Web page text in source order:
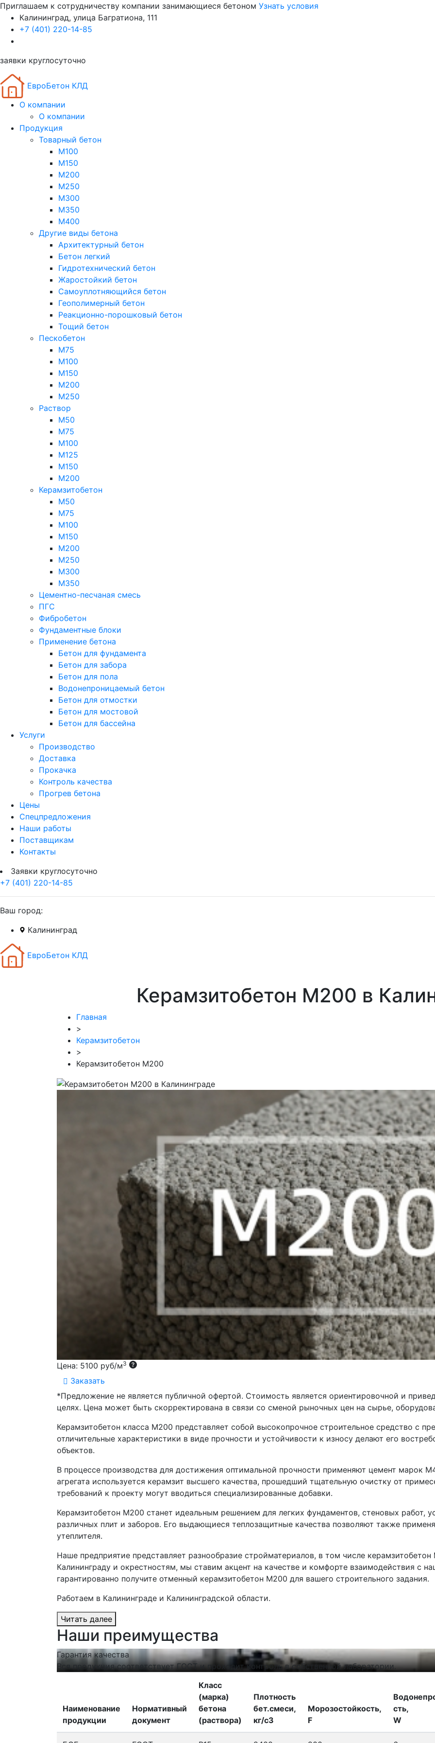
Приглашаем к сотрудничеству компании занимающиеся бетоном Узнать условия
Калининград, улица Багратиона, 111
+7 (401) 220-14-85
заявки круглосуточно
ЕвроБетон КЛД
О компании
О компании
Продукция
Товарный бетон
М100
М150
М200
М250
М300
М350
М400
Другие виды бетона
Архитектурный бетон
Бетон легкий
Гидротехнический бетон
Жаростойкий бетон
Самоуплотняющийся бетон
Геополимерный бетон
Реакционно-порошковый бетон
Тощий бетон
Пескобетон
М75
М100
М150
М200
М250
Раствор
М50
М75
М100
М125
М150
М200
Керамзитобетон
М50
М75
М100
М150
М200
М250
М300
М350
Цементно-песчаная смесь
ПГС
Фибробетон
Фундаментные блоки
Применение бетона
Бетон для фундамента
Бетон для забора
Бетон для пола
Водонепроницаемый бетон
Бетон для отмостки
Бетон для мостовой
Бетон для бассейна
Услуги
Производство
Доставка
Прокачка
Контроль качества
Прогрев бетона
Цены
Спецпредложения
Наши работы
Поставщикам
Контакты
Заявки круглосуточно
+7 (401) 220-14-85
Ваш город:
Калининград
ЕвроБетон КЛД
Керамзитобетон М200 в
Главная
>
Керамзитобетон
>
Керамзитобетон М200
Цена: 5100 руб/м3
Заказать
*Предложение не является публичной офертой. Стоимость является ориентировочной и
целях. Цена может быть скорректирована в связи со сменой рыночных цен на сырье,
Керамзитобетон класса М200 представляет собой высокопрочное строительное средство с
отличительные характеристики в виде прочности и устойчивости к износу делают его
объектов.
В процессе производства для достижения оптимальной прочности применяют цемент марок
агрегата используется керамзит высшего качества, прошедший тщательную очистку от
требований к проекту могут вводиться специализированные добавки.
Керамзитобетон М200 станет идеальным решением для легких фундаментов, стеновых работ,
различных плит и заборов. Его выдающиеся теплозащитные качества позволяют также
утеплителя.
Наше предприятие представляет разнообразие стройматериалов, в том числе
Калининграду и окрестностям, мы ставим акцент на качестве и комфорте взаимодействия с
гарантированно получите отменный керамзитобетон М200 для вашего строительного задания.
Работаем в Калининграде и Калининградской области.
Читать далее
Наши преимущества
Гарантия качества
Вся продукция соответствует ГОСТ и проходит контроль в собственной лаборатории.
Наименование
продукции
Нормативный
документ
Класс
(марка)
бетона
(раствора)
Плотность
бет.смеси,
кг/с3
Морозостойкость,
F
сть,
W